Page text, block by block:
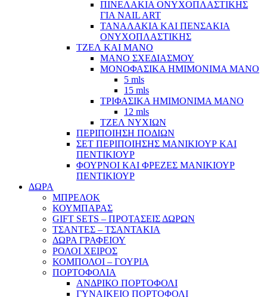
ΠΙΝΕΛΑΚΙΑ ΟΝΥΧΟΠΛΑΣΤΙΚΗΣ
ΓΙΑ NAIL ART
ΤΑΝΑΛΑΚΙΑ ΚΑΙ ΠΕΝΣΑΚΙΑ
ΟΝΥΧΟΠΛΑΣΤΙΚΗΣ
ΤΖΕΛ ΚΑΙ ΜΑΝΟ
ΜΑΝΟ ΣΧΕΔΙΑΣΜΟΥ
ΜΟΝΟΦΑΣΙΚΑ ΗΜΙΜΟΝΙΜΑ ΜΑΝΟ
5 mls
15 mls
ΤΡΙΦΑΣΙΚΑ ΗΜΙΜΟΝΙΜΑ ΜΑΝΟ
12 mls
ΤΖΕΛ ΝΥΧΙΩΝ
ΠΕΡΙΠΟΙΗΣΗ ΠΟΔΙΩΝ
ΣΕΤ ΠΕΡΙΠΟΙΗΣΗΣ ΜΑΝΙΚΙΟΥΡ ΚΑΙ
ΠΕΝΤΙΚΙΟΥΡ
ΦΟΥΡΝΟΙ ΚΑΙ ΦΡΕΖΕΣ ΜΑΝΙΚΙΟΥΡ
ΠΕΝΤΙΚΙΟΥΡ
ΔΩΡΑ
ΜΠΡΕΛΟΚ
ΚΟΥΜΠΑΡΑΣ
GIFT SETS – ΠΡΟΤΑΣΕΙΣ ΔΩΡΩΝ
ΤΣΑΝΤΕΣ – ΤΣΑΝΤΑΚΙΑ
ΔΩΡΑ ΓΡΑΦΕΙΟΥ
ΡΟΛΟΙ ΧΕΙΡΟΣ
ΚΟΜΠΟΛΟΙ – ΓΟΥΡΙΑ
ΠΟΡΤΟΦΟΛΙΑ
ΑΝΔΡΙΚΟ ΠΟΡΤΟΦΟΛΙ
ΓΥΝΑΙΚΕΙΟ ΠΟΡΤΟΦΟΛΙ